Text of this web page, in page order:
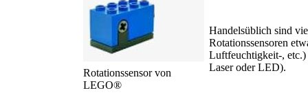
Rotationssensor von
LEGO®
Handelsüblich sind
Rotationssensoren
Luftfeuchtigkeit-,
Laser oder LED).